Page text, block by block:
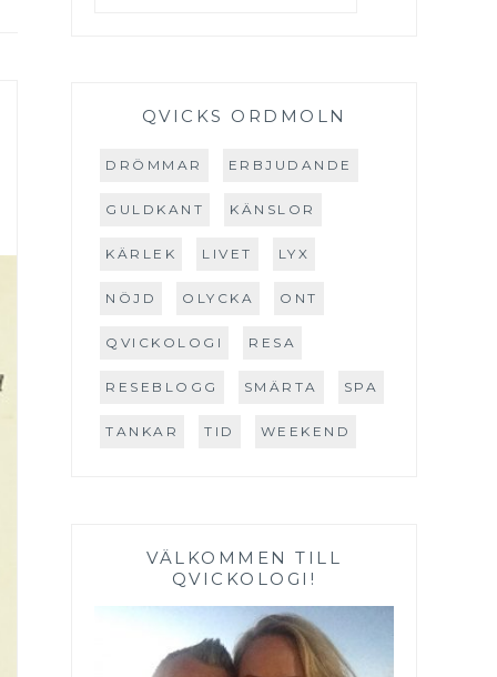
QVICKS ORDMOLN
DRÖMMAR ERBJUDANDE
GULDKANT KÄNSLOR
KÄRLEK LIVET LYX
NÖJD OLYCKA ONT
QVICKOLOGI RESA
RESEBLOGG SMÄRTA SPA
TANKAR TID WEEKEND
VÄLKOMMEN TILL
QVICKOLOGI!